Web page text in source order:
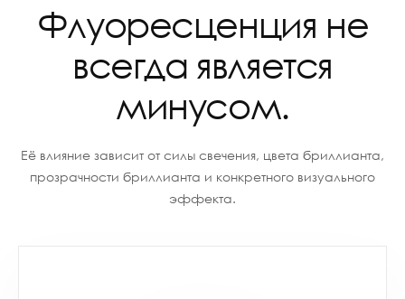
Флуоресценция не
всегда является
минусом.
Её влияние зависит от силы свечения, цвета бриллианта,
прозрачности бриллианта и конкретного визуального
эффекта.